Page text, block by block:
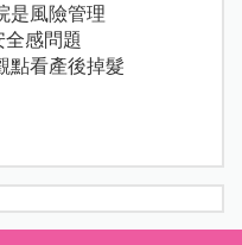
是風險管理
全感問題
點看產後掉髮